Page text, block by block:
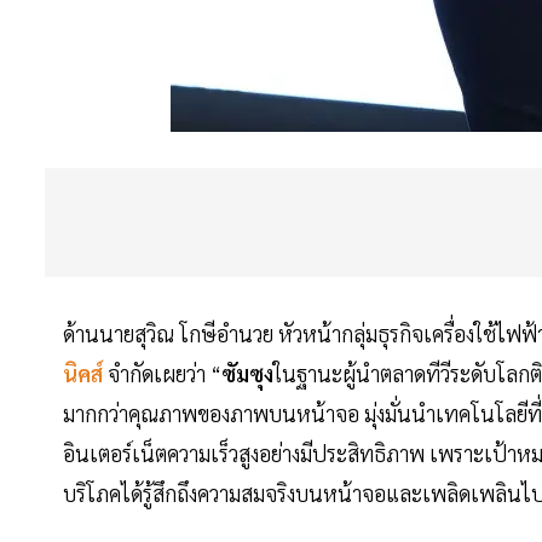
ด้านนายสุวิณ โกษีอำนวย หัวหน้ากลุ่มธุรกิจเครื่องใช้ไฟ
นิคส์ จำกัดเผยว่า “ซัมซุงในฐานะผู้นำตลาดทีวีระดับโล
มากกว่าคุณภาพของภาพบนหน้าจอ มุ่งมั่นนำเทคโนโลยี
อินเตอร์เน็ตความเร็วสูงอย่างมีประสิทธิภาพ เพราะเป้าห
บริโภคได้รู้สึกถึงความสมจริงบนหน้าจอและเพลิดเพลิน